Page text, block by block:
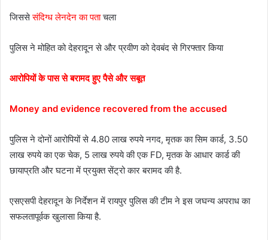
जिससेसंदिग्ध लेनदेन का पताचला
पुलिस ने मोहित को देहरादून से और प्रवीण को देवबंद से गिरफ्तार किया
आरोपियों के पास से बरामद हुए पैसे और सबूत
Money and evidence recovered from the accused
पुलिस ने दोनों आरोपियों से 4.80 लाख रुपये नगद, मृतक का सिम कार्ड, 3.50
लाख रुपये का एक चेक, 5 लाख रुपये की एक FD, मृतक के आधार कार्ड की
छायाप्रति और घटना में प्रयुक्त सेंट्रो कार बरामद की है.
एसएसपी देहरादून के निर्देशन में रायपुर पुलिस की टीम ने इस जघन्य अपराध का
सफलतापूर्वक खुलासा किया है.